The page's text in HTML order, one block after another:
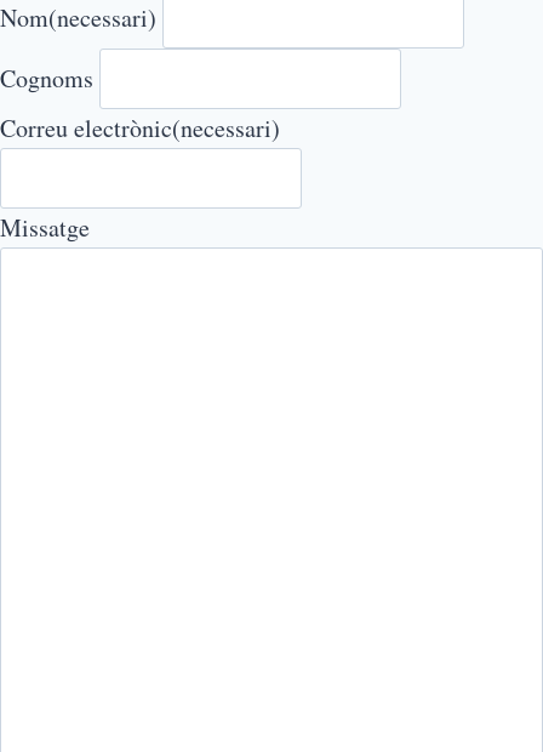
Nom(necessari)
Cognoms
Correu electrònic(necessari)
Missatge